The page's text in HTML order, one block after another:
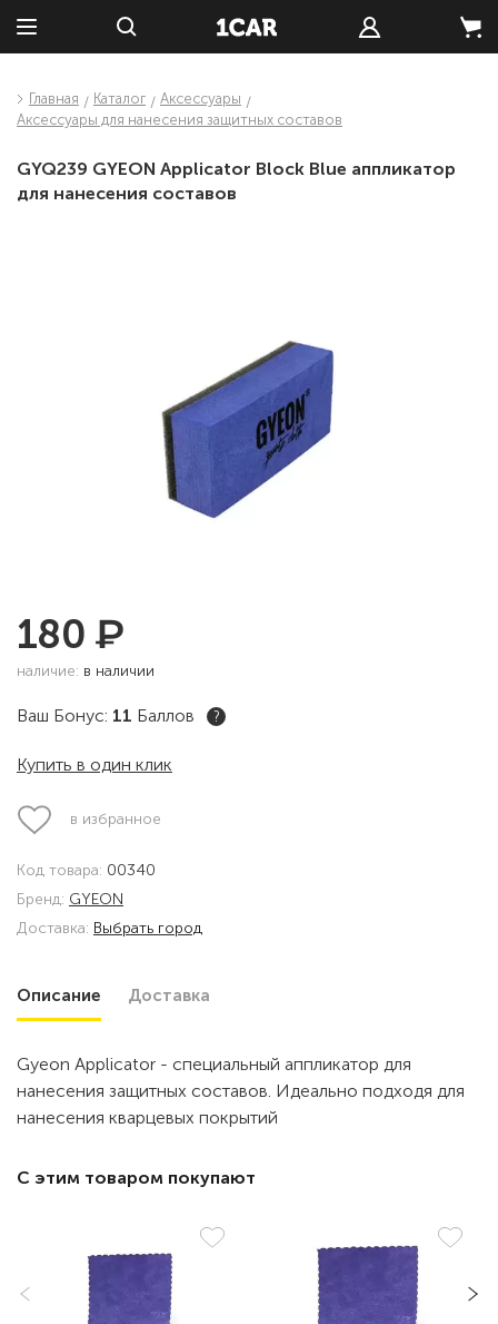
Главная Каталог
Аксессуары
Аксессуары для нанесения защитных составов
GYQ239 GYEON Applicator Block Blue аппликатор
для нанесения составов
180 ₽
наличие: в наличии
Ваш Бонус: 11 Баллов ?
Купить в один клик
в избранное
Код товара: 00340
Бренд: GYEON
Доставка: Выбрать город
Описание Доставка
Gyeon Applicator - специальный аппликатор для
нанесения защитных составов. Идеально подходя для
нанесения кварцевых покрытий
С этим товаром покупают